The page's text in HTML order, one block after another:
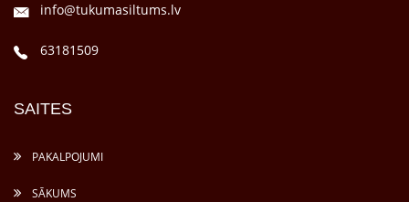
info@tukumasiltums.lv
63181509
SAITES
PAKALPOJUMI
SĀKUMS